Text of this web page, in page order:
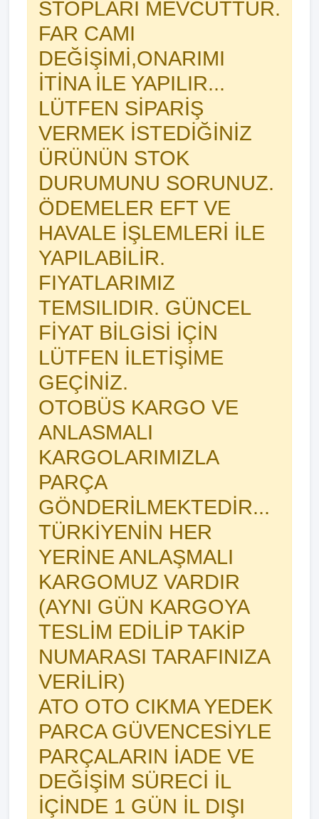
STOPLARI MEVCUTTUR.
FAR CAMI
DEĞİŞİMİ,ONARIMI
İTİNA İLE YAPILIR...
LÜTFEN SİPARİŞ
VERMEK İSTEDİĞİNİZ
ÜRÜNÜN STOK
DURUMUNU SORUNUZ.
ÖDEMELER EFT VE
HAVALE İŞLEMLERİ İLE
YAPILABİLİR.
FIYATLARIMIZ
TEMSILIDIR. GÜNCEL
FİYAT BİLGİSİ İÇİN
LÜTFEN İLETİŞİME
GEÇİNİZ.
OTOBÜS KARGO VE
ANLASMALI
KARGOLARIMIZLA
PARÇA
GÖNDERİLMEKTEDİR...
TÜRKİYENİN HER
YERİNE ANLAŞMALI
KARGOMUZ VARDIR
(AYNI GÜN KARGOYA
TESLİM EDİLİP TAKİP
NUMARASI TARAFINIZA
VERİLİR)
ATO OTO CIKMA YEDEK
PARCA GÜVENCESİYLE
PARÇALARIN İADE VE
DEĞİŞİM SÜRECİ İL
İÇİNDE 1 GÜN İL DIŞI